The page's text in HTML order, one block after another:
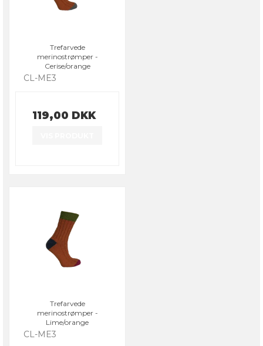
Trefarvede
merinostrømper -
Cerise/orange
CL-ME3
119,00 DKK
Trefarvede
merinostrømper -
Lime/orange
CL-ME3